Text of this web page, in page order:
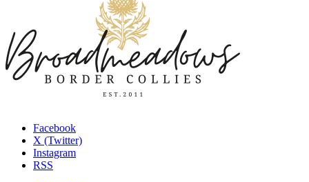
Facebook
X (Twitter)
Instagram
RSS